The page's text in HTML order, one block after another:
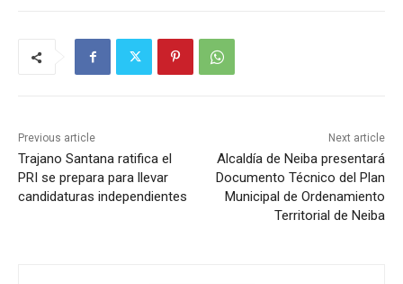
Previous article
Trajano Santana ratifica el
PRI se prepara para llevar
candidaturas independientes
Next article
Alcaldía de Neiba presentará
Documento Técnico del Plan
Municipal de Ordenamiento
Territorial de Neiba